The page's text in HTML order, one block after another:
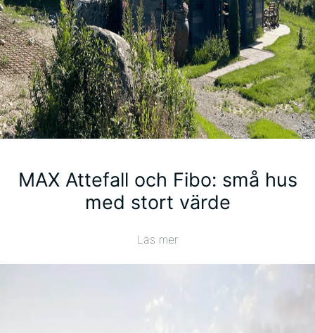
MAX Attefall och Fibo: små hus
med stort värde
Läs mer